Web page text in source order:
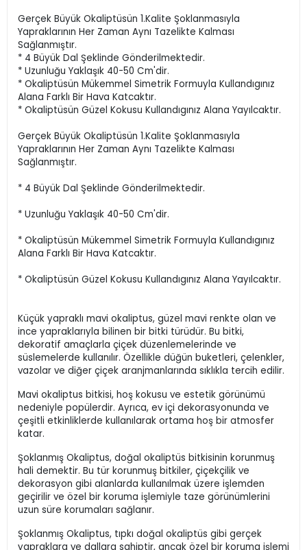
Gerçek Büyük Okaliptüsün 1.Kalite Şoklanmasıyla
Yapraklarının Her Zaman Aynı Tazelikte Kalması
Sağlanmıştır.
* 4 Büyük Dal Şeklinde Gönderilmektedir.
* Uzunluğu Yaklaşık 40-50 Cm'dir.
* Okaliptüsün Mükemmel Simetrik Formuyla Kullandıgınız
Alana Farklı Bir Hava Katcaktır.
* Okaliptüsün Güzel Kokusu Kullandıgınız Alana Yayılcaktır.
Gerçek Büyük Okaliptüsün 1.Kalite Şoklanmasıyla
Yapraklarının Her Zaman Aynı Tazelikte Kalması
Sağlanmıştır.
* 4 Büyük Dal Şeklinde Gönderilmektedir.
* Uzunluğu Yaklaşık 40-50 Cm'dir.
* Okaliptüsün Mükemmel Simetrik Formuyla Kullandıgınız
Alana Farklı Bir Hava Katcaktır.
* Okaliptüsün Güzel Kokusu Kullandıgınız Alana Yayılcaktır.
Küçük yapraklı mavi okaliptus, güzel mavi renkte olan ve
ince yapraklarıyla bilinen bir bitki türüdür. Bu bitki,
dekoratif amaçlarla çiçek düzenlemelerinde ve
süslemelerde kullanılır. Özellikle düğün buketleri, çelenkler,
vazolar ve diğer çiçek aranjmanlarında sıklıkla tercih edilir.
Mavi okaliptus bitkisi, hoş kokusu ve estetik görünümü
nedeniyle popülerdir. Ayrıca, ev içi dekorasyonunda ve
çeşitli etkinliklerde kullanılarak ortama hoş bir atmosfer
katar.
Şoklanmış Okaliptus, doğal okaliptüs bitkisinin korunmuş
hali demektir. Bu tür korunmuş bitkiler, çiçekçilik ve
dekorasyon gibi alanlarda kullanılmak üzere işlemden
geçirilir ve özel bir koruma işlemiyle taze görünümlerini
uzun süre korumaları sağlanır.
Şoklanmış Okaliptus, tıpkı doğal okaliptüs gibi gerçek
yapraklara ve dallara sahiptir, ancak özel bir koruma işlemi